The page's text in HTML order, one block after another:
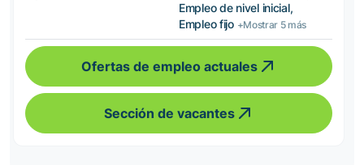
Empleo de nivel inicial,
Empleo fijo +Mostrar 5 más
Ofertas de empleo actuales
Sección de vacantes